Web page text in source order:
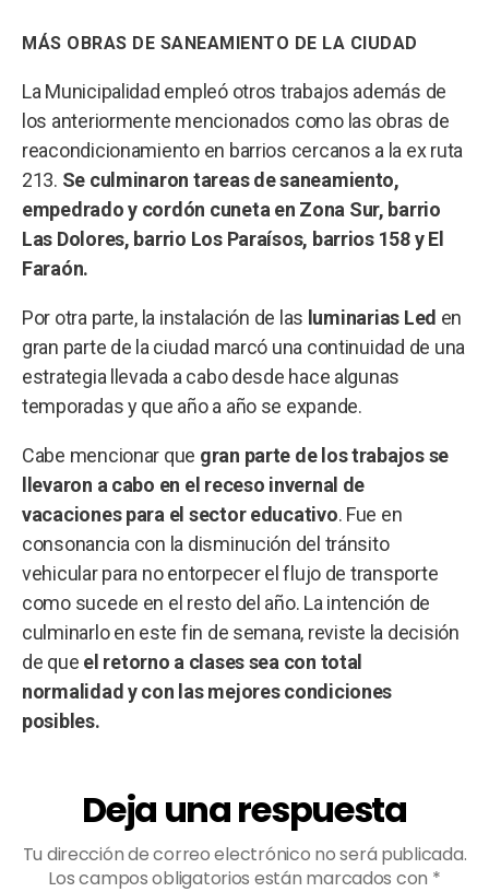
MÁS OBRAS DE SANEAMIENTO DE LA CIUDAD
La Municipalidad empleó otros trabajos además de
los anteriormente mencionados como las obras de
reacondicionamiento en barrios cercanos a la ex ruta
213. Se culminaron tareas de saneamiento,
empedrado y cordón cuneta en Zona Sur, barrio
Las Dolores, barrio Los Paraísos, barrios 158 y El
Faraón.
Por otra parte, la instalación de las luminarias Led en
gran parte de la ciudad marcó una continuidad de una
estrategia llevada a cabo desde hace algunas
temporadas y que año a año se expande.
Cabe mencionar que gran parte de los trabajos se
llevaron a cabo en el receso invernal de
vacaciones para el sector educativo. Fue en
consonancia con la disminución del tránsito
vehicular para no entorpecer el flujo de transporte
como sucede en el resto del año. La intención de
culminarlo en este fin de semana, reviste la decisión
de que el retorno a clases sea con total
normalidad y con las mejores condiciones
posibles.
Deja una respuesta
Tu dirección de correo electrónico no será publicada.
Los campos obligatorios están marcados con *